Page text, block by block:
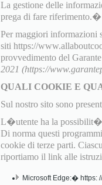
La gestione delle
prega di fare riferimento.�
Per maggiori informazioni
siti https://
provvedimento del
2021 (https://
QUALI COOKIE E
Sul nostro sito sono
L�utente ha la possibilit�
Di norma questi
cookie di terze parti.
riportiamo il link alle
Microsoft Edge:� https: